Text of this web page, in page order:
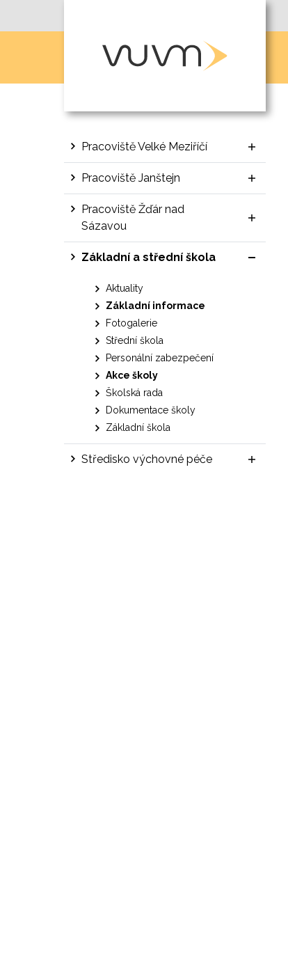
Pracoviště Velké Meziříčí
Pracoviště Janštejn
Pracoviště Žďár nad
Sázavou
Základní a střední škola
Aktuality
Základní informace
Fotogalerie
Střední škola
Personální zabezpečení
Akce školy
Školská rada
Dokumentace školy
Základní škola
Středisko výchovné péče